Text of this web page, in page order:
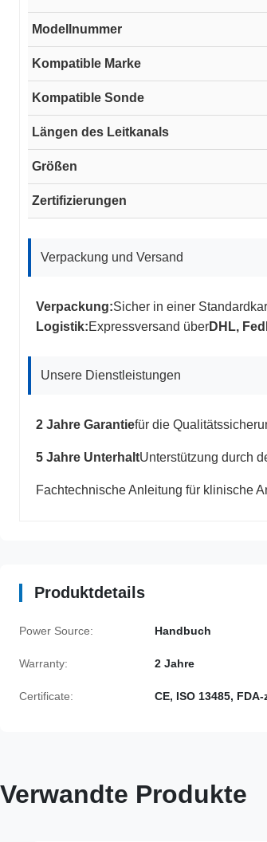
Modellnummer
Kompatible Marke
Kompatible Sonde
Längen des Leitkanals
Größen
Zertifizierungen
Verpackung und Versand
Verpackung:Sicher in einer
Logistik:Expressversand überDHL,
Unsere Dienstleistungen
2 Jahre Garantiefür die
5 Jahre UnterhaltUnterstützung durch
Fachtechnische Anleitung für klinische
Produktdetails
Power Source: Handbuch
Warranty: 2 Jahre
Certificate: CE, ISO 13485,
Verwandte Produkte